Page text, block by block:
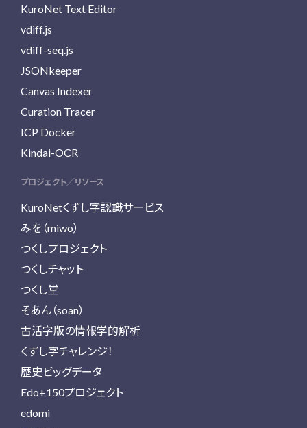
KuroNet Text Editor
vdiff.js
vdiff-seq.js
JSONkeeper
Canvas Indexer
Curation Tracer
ICP Docker
Kindai-OCR
プロジェクト／リソース
KuroNetくずし字認識サービス
みを（miwo）
つくしプロジェクト
つくしチャット
つくし堂
そあん（soan）
古活字版の情報学的解析
くずし字チャレンジ！
歴史ビッグデータ
Edo+150プロジェクト
edomi